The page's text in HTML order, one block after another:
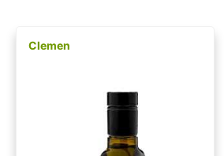
Clemen